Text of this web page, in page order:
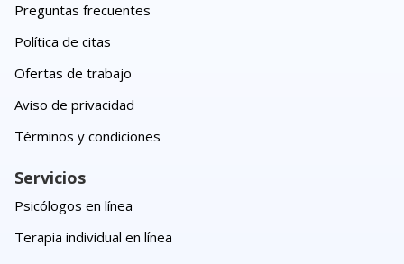
Preguntas frecuentes
Política de citas
Ofertas de trabajo
Aviso de privacidad
Términos y condiciones
Servicios
Psicólogos en línea
Terapia individual en línea